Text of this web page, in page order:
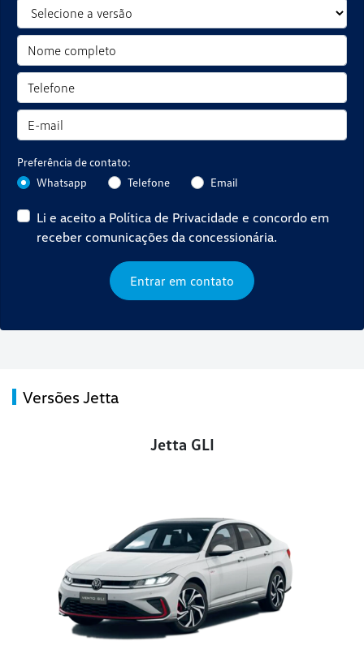
Preferência de contato:
Whatsapp
Telefone Email
Li e aceito a Política de Privacidade e concordo em
receber comunicações da concessionária.
Entrar em contato
Versões Jetta
Jetta GLI